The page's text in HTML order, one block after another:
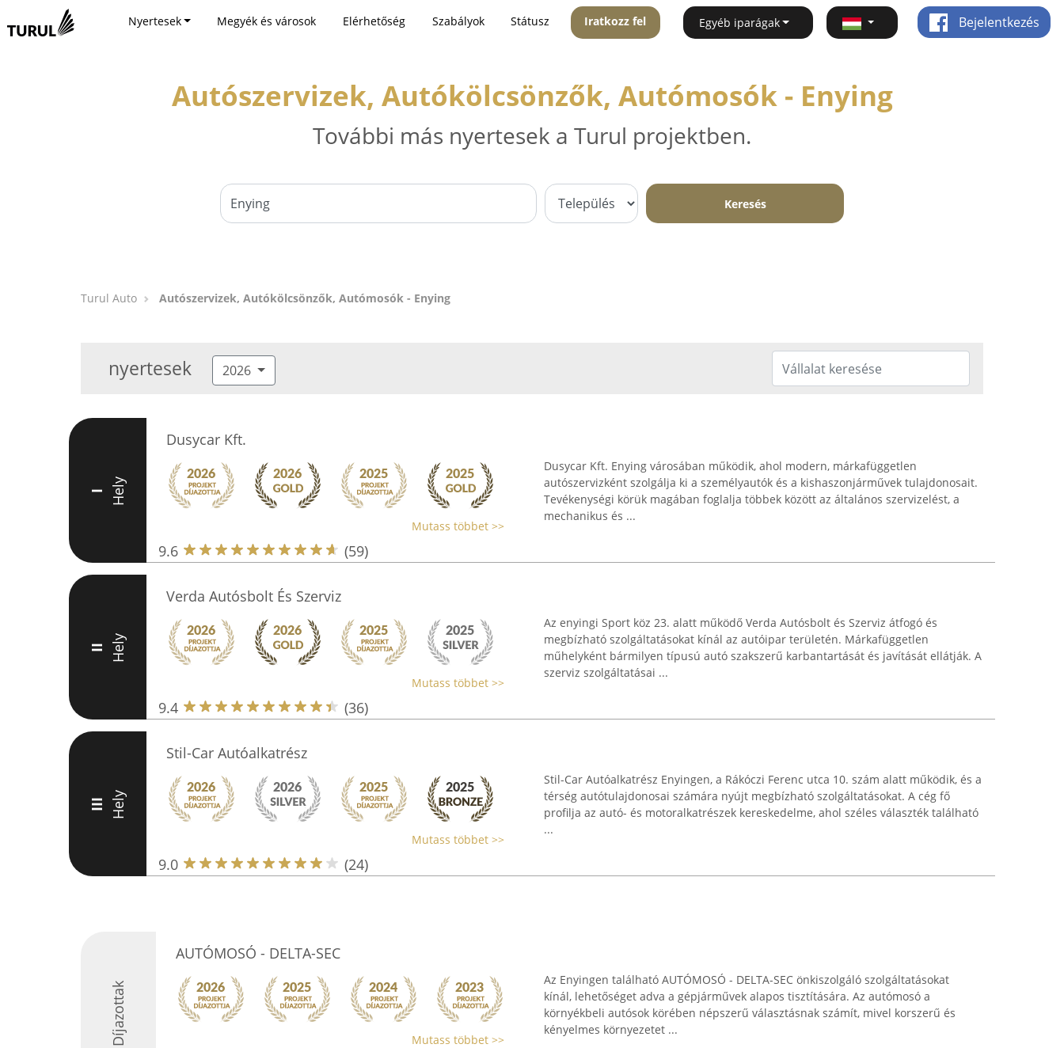
Nyertesek Megyék és városok Elérhetőség Szabályok Státusz Iratkozz fel Egyéb iparágak Bejelentkezés
Autószervizek, Autókölcsönzők, Autómosók - Enying
További más nyertesek a Turul projektben.
Keresés
Turul Auto Autószervizek, Autókölcsönzők, Autómosók - Enying
nyertesek 2026
I Hely
Dusycar Kft.
Mutass többet >>
9.6 (59)
Dusycar Kft. Enying városában működik, ahol modern, márkafüggetlen
autószervizként szolgálja ki a személyautók és a kishaszonjárművek tulajdonosait.
Tevékenységi körük magában foglalja többek között az általános szervizelést, a
mechanikus és ...
II Hely
Verda Autósbolt És Szerviz
Mutass többet >>
9.4 (36)
Az enyingi Sport köz 23. alatt működő Verda Autósbolt és Szerviz átfogó és
megbízható szolgáltatásokat kínál az autóipar területén. Márkafüggetlen
műhelyként bármilyen típusú autó szakszerű karbantartását és javítását ellátják. A
szerviz szolgáltatásai ...
III Hely
Stil-Car Autóalkatrész
Mutass többet >>
9.0 (24)
Stil-Car Autóalkatrész Enyingen, a Rákóczi Ferenc utca 10. szám alatt működik, és a
térség autótulajdonosai számára nyújt megbízható szolgáltatásokat. A cég fő
profilja az autó- és motoralkatrészek kereskedelme, ahol széles választék található
...
Díjazottak
AUTÓMOSÓ - DELTA-SEC
Mutass többet >>
Az Enyingen található AUTÓMOSÓ - DELTA-SEC önkiszolgáló szolgáltatásokat
kínál, lehetőséget adva a gépjárművek alapos tisztítására. Az autómosó a
környékbeli autósok körében népszerű választásnak számít, mivel korszerű és
kényelmes környezetet ...